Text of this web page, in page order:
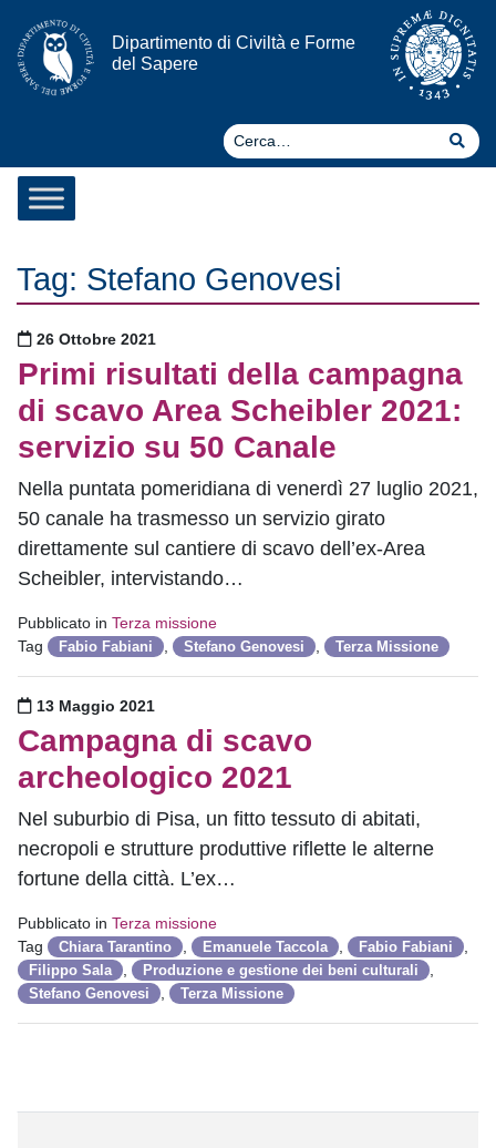
Vai al contenuto
Dipartimento di Civiltà e Forme
del Sapere
Tag: Stefano Genovesi
Pubblicato il
26 Ottobre 2021
Primi risultati della campagna
di scavo Area Scheibler 2021:
servizio su 50 Canale
Nella puntata pomeridiana di venerdì 27 luglio 2021,
50 canale ha trasmesso un servizio girato
direttamente sul cantiere di scavo dell’ex-Area
Scheibler, intervistando…
Pubblicato in Terza missione
Tag
Fabio Fabiani Stefano Genovesi Terza Missione
Pubblicato il
13 Maggio 2021
Campagna di scavo
archeologico 2021
Nel suburbio di Pisa, un fitto tessuto di abitati,
necropoli e strutture produttive riflette le alterne
fortune della città. L’ex…
Pubblicato in Terza missione
Tag
Chiara Tarantino Emanuele Taccola Fabio Fabiani
Filippo Sala Produzione e gestione dei beni culturali
Stefano Genovesi Terza Missione